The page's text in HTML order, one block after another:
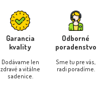
Garancia
kvality
Dodávame len
zdravé a vitálne
sadenice.
Odborné
poradenstvo
Sme tu pre vás,
radi poradíme.